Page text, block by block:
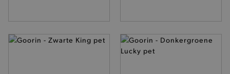
site op een correcte manier wordt verorberd. De
buikjes algemene bezoekersinformatie, maar